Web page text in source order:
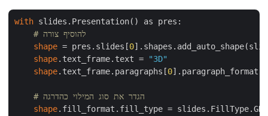
with slides.Presentation() as pres:
# להוסיף צורה
shape = pres.slides[0
shape.text_frame.text =
"3D"
shape.text_frame.paragraphs[0
# הגדר את סוג המילוי כהדרגה
shape.fill_format.fill_type =